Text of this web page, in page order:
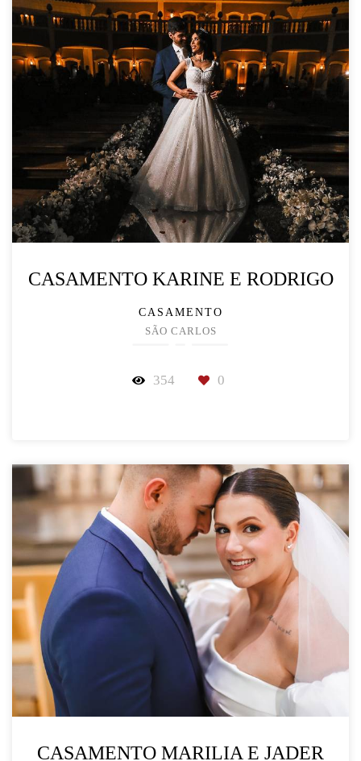
CASAMENTO KARINE E RODRIGO
CASAMENTO
SÃO CARLOS
354 0
CASAMENTO MARILIA E JADER